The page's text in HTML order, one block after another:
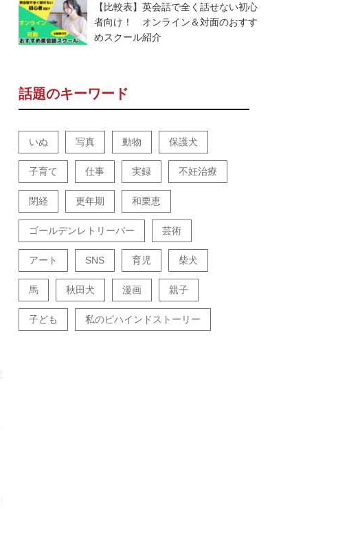
【比較表】英会話で全く話せない初心
者向け！ オンライン＆対面のおすす
めスクール紹介
話題のキーワード
いぬ 写真 動物 保護犬
子育て 仕事 実録 不妊治療
閉経 更年期 和栗恵
ゴールデンレトリーバー 芸術
アート SNS 育児 柴犬
馬 秋田犬 漫画 親子
子ども 私のビハインドストーリー